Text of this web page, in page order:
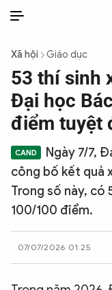
THỜI SỰ
CHỐNG DIỄN BIẾN
CÔNG AN TRONG
XÃ HỘI
CÔNG NGHỆ
Xã hội Giáo dục
53 thí sinh
Đại học
điểm tuyệt
Ngày 7/7,
công bố kết quả
Trong số này,
100/100 điểm.
07/07/2026 01:25